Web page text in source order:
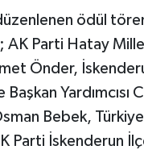
düzenlenen ödül
AK Parti Hatay
Önder,
Başkan
Bebek,
Parti İskenderun